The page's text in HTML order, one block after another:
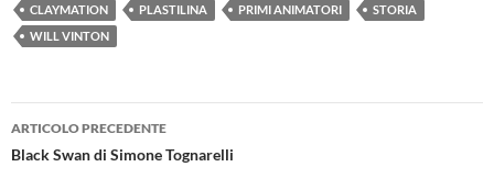
CLAYMATION PLASTILINA PRIMI ANIMATORI
STORIA
WILL VINTON
Navigazione
articolo
ARTICOLO PRECEDENTE
Black Swan di Simone Tognarelli